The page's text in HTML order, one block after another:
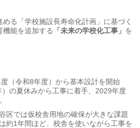
る「学校施設長寿命化計画」に基づく
機能を追加する
「未来の学校化工事」 を
（令和8年度）から基本設計を開始
の夏休みから工事に着手、2029年度
区では仮校舎用地の確保が大きな課題
約1年間ほど、校舎を使いながら工事を